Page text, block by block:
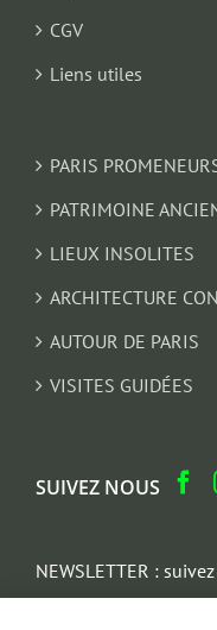
CGV
Liens utiles
PARIS
PATRIMOINE
LIEUX INSOLITES
ARCHITECTURE
AUTOUR DE PARIS
VISITES GUIDÉES
SUIVEZ NOUS
NEWSLETTER :
cadeau un parcours